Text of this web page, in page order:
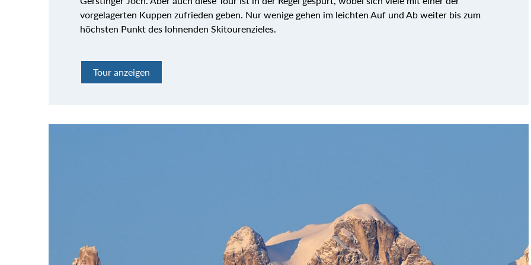
vorgelagerten Kuppen zufrieden geben. Nur wenige gehen im leichten Auf und Ab weiter bis zum
höchsten Punkt des lohnenden Skitourenzieles.
Tour anzeigen